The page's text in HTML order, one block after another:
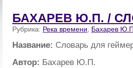
БАХАРЕВ Ю.П. /
Рубрика: Река времени Бахарев Ю.П.
Название: Словарь для
Автор: Бахарев Ю.П.